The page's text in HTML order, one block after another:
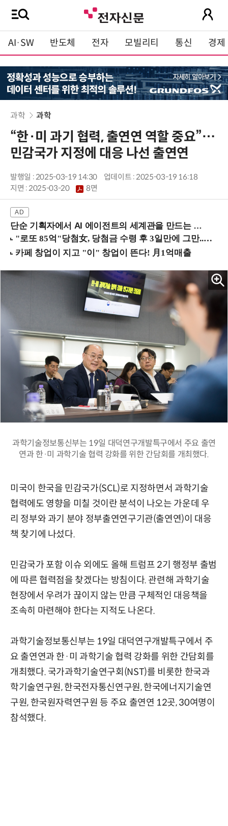
AI·SW 반도체 전자 모빌리티 통신 경제
과학 과학
“한·미 과기 협력, 출연연 역할 중요”…
민감국가 지정에 대응 나선 출연연
발행일 : 2025-03-19 14:30
업데이트 : 2025-03-19 16:18
지면 :2025-03-20 8면
단순 기획자에서 AI 에이전트의 세계관을 만드는 지식 설계자로.. (8/20 강남역)
과학기술정보통신부는 19일 대덕연구개발특구에서 주요 출연
연과 한·미 과학기술 협력 강화를 위한 간담회를 개최했다.
미국이 한국을 민감국가(SCL)로 지정하면서 과학기술
협력에도 영향을 미칠 것이란 분석이 나오는 가운데 우
리 정부와 과기 분야 정부출연연구기관(출연연)이 대응
책 찾기에 나섰다.
민감국가 포함 이슈 외에도 올해 트럼프 2기 행정부 출범
에 따른 협력점을 찾겠다는 방침이다. 관련해 과학기술
현장에서 우려가 끊이지 않는 만큼 구체적인 대응책을
조속히 마련해야 한다는 지적도 나온다.
과학기술정보통신부는 19일 대덕연구개발특구에서 주
요 출연연과 한·미 과학기술 협력 강화를 위한 간담회를
개최했다. 국가과학기술연구회(NST)를 비롯한 한국과
학기술연구원, 한국전자통신연구원, 한국에너지기술연
구원, 한국원자력연구원 등 주요 출연연 12곳, 30여명이
참석했다.